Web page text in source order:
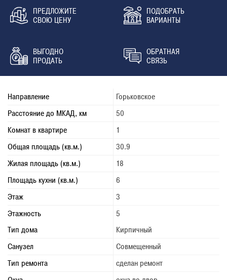
ПРЕДЛОЖИТЕ
СВОЮ ЦЕНУ
ПОДОБРАТЬ
ВАРИАНТЫ
ВЫГОДНО
ПРОДАТЬ
ОБРАТНАЯ
СВЯЗЬ
Направление
Горьковское
Расстояние до МКАД, км
50
Комнат в квартире
1
Общая площадь (кв.м.)
30.9
Жилая площадь (кв.м.)
18
Площадь кухни (кв.м.)
6
Этаж
3
Этажность
5
Тип дома
Кирпичный
Санузел
Совмещенный
Тип ремонта
сделан ремонт